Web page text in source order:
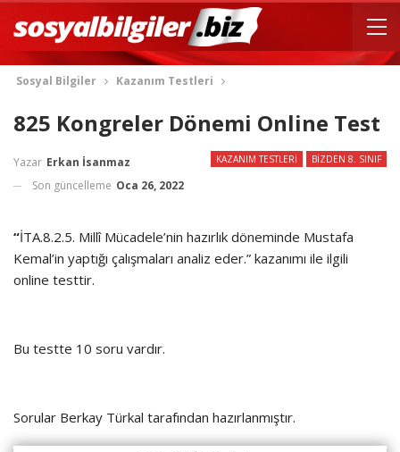
Sosyal Bilgiler Kazanım Testleri
825 Kongreler Dönemi Online Test
KAZANIM TESTLERI BIZDEN 8. SINIF
Yazar Erkan İsanmaz
Son güncelleme Oca 26, 2022
“İTA.8.2.5. Millî Mücadele’nin hazırlık döneminde Mustafa
Kemal’in yaptığı çalışmaları analiz eder.” kazanımı ile ilgili
online testtir.
Bu testte 10 soru vardır.
Sorular Berkay Türkal tarafından hazırlanmıştır.